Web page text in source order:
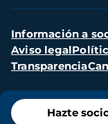
Menú
de
Hazte
Menú
secundario
Información a
Aviso legal
Transparencia